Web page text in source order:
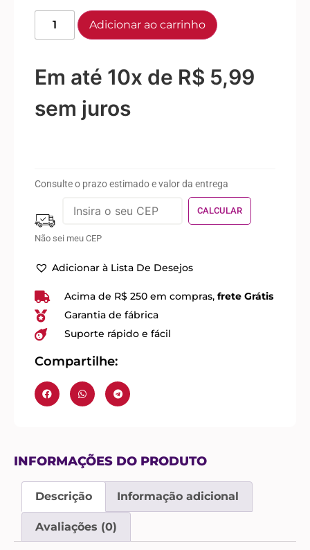
Adicionar ao carrinho
Em até 10x de R$ 5,99
sem juros
Consulte o prazo estimado e valor da entrega
Não sei meu CEP
Adicionar à Lista De Desejos
Acima de R$ 250 em compras,frete Grátis
Garantia de fábrica
Suporte rápido e fácil
Compartilhe:
INFORMAÇÕES DO PRODUTO
Descrição Informação adicional
Avaliações (0)